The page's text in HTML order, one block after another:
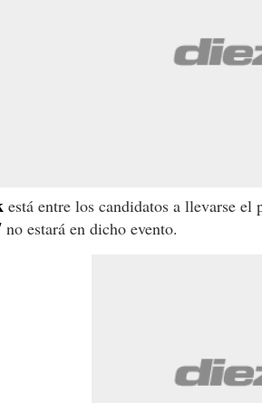
está entre los candidatos a llevarse
no estará en dicho evento.